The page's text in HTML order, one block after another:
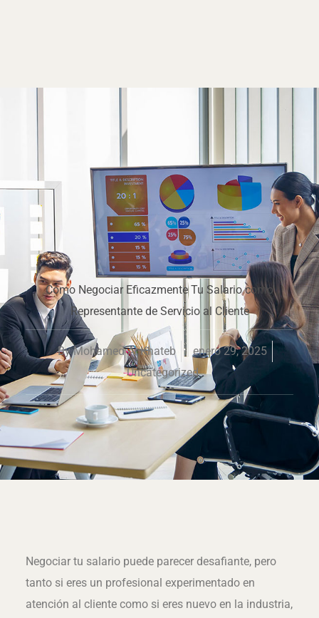
Cómo Negociar Eficazmente Tu Salario como
Representante de Servicio al Cliente
ByMohamed Al Khateb
enero 29, 2025
Uncategorized
Negociar tu salario puede parecer desafiante, pero
tanto si eres un profesional experimentado en
atención al cliente como si eres nuevo en la industria,